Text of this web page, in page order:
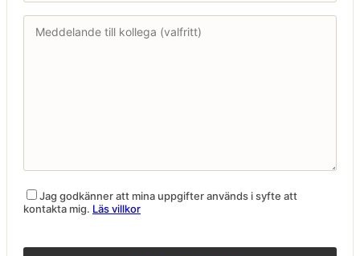
Jag godkänner att mina uppgifter används i syfte att
kontakta mig. Läs villkor